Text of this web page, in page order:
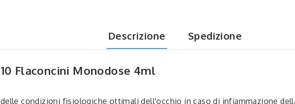
Descrizione Spedizione
Flaconcini Monodose 4ml
condizioni fisiologiche ottimali dell'occhio in caso di infiammazione